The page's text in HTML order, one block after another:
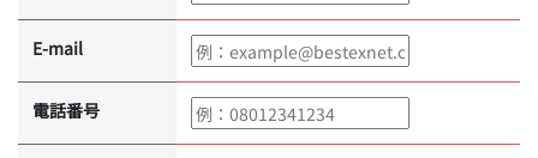
E-mail
電話番号